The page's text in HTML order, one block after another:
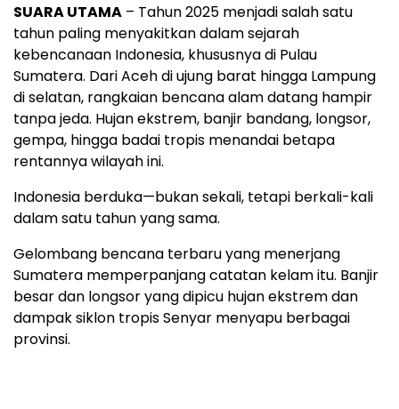
SUARA UTAMA – Tahun 2025 menjadi salah satu
tahun paling menyakitkan dalam sejarah
kebencanaan Indonesia, khususnya di Pulau
Sumatera. Dari Aceh di ujung barat hingga Lampung
di selatan, rangkaian bencana alam datang hampir
tanpa jeda. Hujan ekstrem, banjir bandang, longsor,
gempa, hingga badai tropis menandai betapa
rentannya wilayah ini.
Indonesia berduka—bukan sekali, tetapi berkali-kali
dalam satu tahun yang sama.
Gelombang bencana terbaru yang menerjang
Sumatera memperpanjang catatan kelam itu. Banjir
besar dan longsor yang dipicu hujan ekstrem dan
dampak siklon tropis Senyar menyapu berbagai
provinsi.